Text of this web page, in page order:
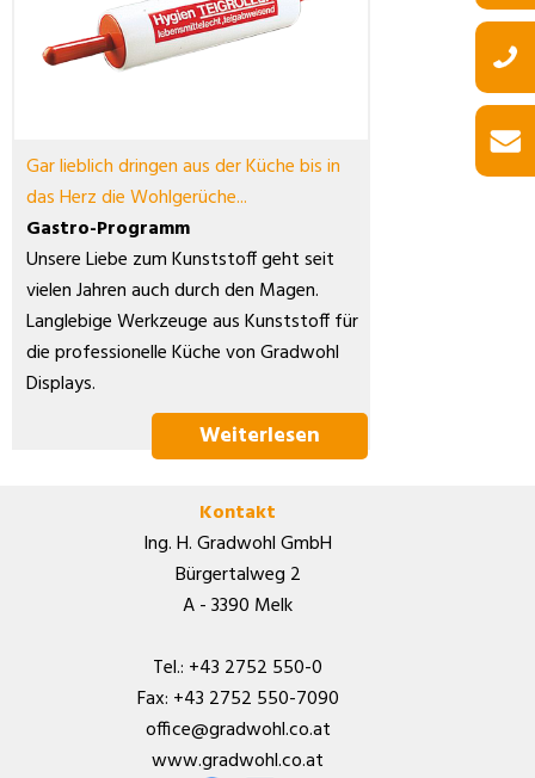
Gar lieblich dringen aus der Küche bis in
das Herz die Wohlgerüche...
Gastro-Programm
Unsere Liebe zum Kunststoff geht seit
vielen Jahren auch durch den Magen.
Langlebige Werkzeuge aus Kunststoff für
die professionelle Küche von Gradwohl
Displays.
Weiterlesen
Kontakt
Ing. H. Gradwohl GmbH
Bürgertalweg 2
A - 3390 Melk
Tel.: +43 2752 550-0
Fax: +43 2752 550-7090
office@gradwohl.co.at
www.gradwohl.co.at